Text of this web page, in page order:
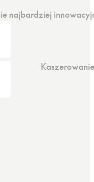
najbardziej